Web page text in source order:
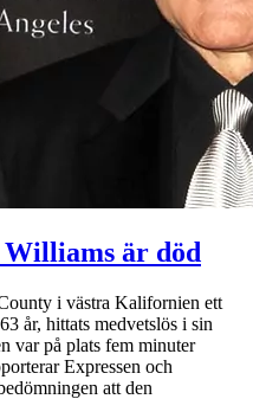
Williams är död
i västra Kalifornien ett
år, hittats medvetslös i sin
var på plats fem minuter
Expressen och
att den